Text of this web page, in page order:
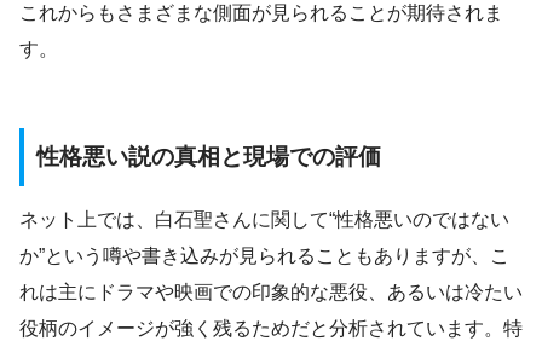
これからもさまざまな側面が見られることが期待されま
す。
性格悪い説の真相と現場での評価
ネット上では、白石聖さんに関して“性格悪いのではない
か”という噂や書き込みが見られることもありますが、こ
れは主にドラマや映画での印象的な悪役、あるいは冷たい
役柄のイメージが強く残るためだと分析されています。特